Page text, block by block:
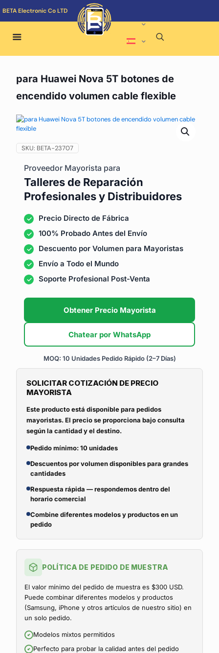
BETA Electronic Co LTD
para Huawei Nova 5T botones de
encendido volumen cable flexible
SKU: BETA-23707
Proveedor Mayorista para
Talleres de Reparación
Profesionales y Distribuidores
Precio Directo de Fábrica
100% Probado Antes del Envío
Descuento por Volumen para Mayoristas
Envío a Todo el Mundo
Soporte Profesional Post-Venta
Obtener Precio Mayorista
Chatear por WhatsApp
MOQ: 10 Unidades Pedido Rápido (2–7 Días)
SOLICITAR COTIZACIÓN DE PRECIO
MAYORISTA
Este producto está disponible para pedidos
mayoristas. El precio se proporciona bajo consulta
según la cantidad y el destino.
Pedido mínimo: 10 unidades
Descuentos por volumen disponibles para grandes
cantidades
Respuesta rápida — respondemos dentro del
horario comercial
Combine diferentes modelos y productos en un
pedido
POLÍTICA DE PEDIDO DE MUESTRA
El valor mínimo del pedido de muestra es $300 USD.
Puede combinar diferentes modelos y productos
(Samsung, iPhone y otros artículos de nuestro sitio) en
un solo pedido.
Modelos mixtos permitidos
Perfecto para probar la calidad antes del pedido